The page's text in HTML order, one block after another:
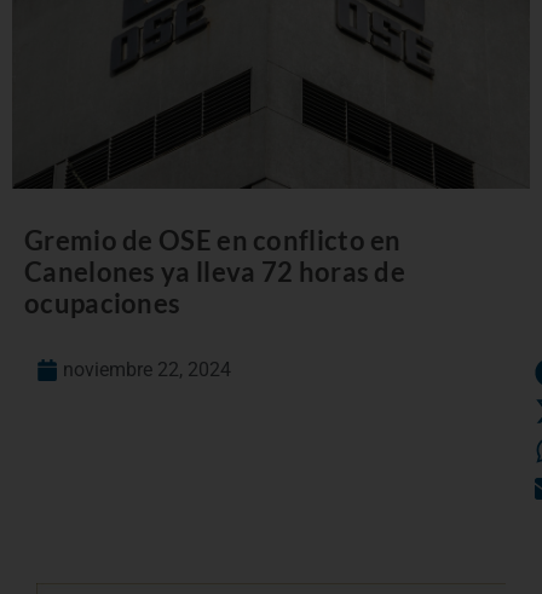
Gremio de OSE en conflicto en
Canelones ya lleva 72 horas de
ocupaciones
noviembre 22, 2024